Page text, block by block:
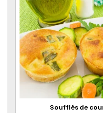
Soufflés de